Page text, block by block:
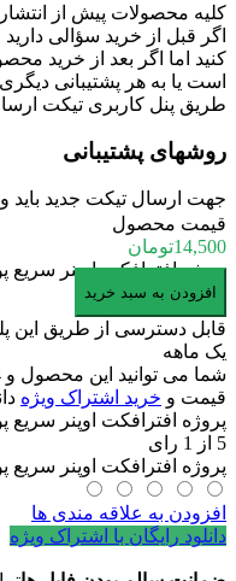
کلیه محصولات پیش از
اگر قبل از خرید سؤالی
کنید اما اگر بعد از خرید
است یا به هر پشتیبانی
طریق پنل کاربری تیکت
روشهای پشتیبانی
جهت ارسال تیکت جدید باید
قیمت محصول
14,500تومان
پروژه افترافکت اوپنر سریع
افزودن به سبد خرید
قابل دسترسی از طریق این
یک ماهه
قیمت و خرید اشتراک ویژه
پروژه افترافکت اوپنر سریع
5 از 1 رای
پروژه افترافکت اوپنر سریع
افزودن به علاقه مندی ها
دانلود رایگان با اشتراک ویژه